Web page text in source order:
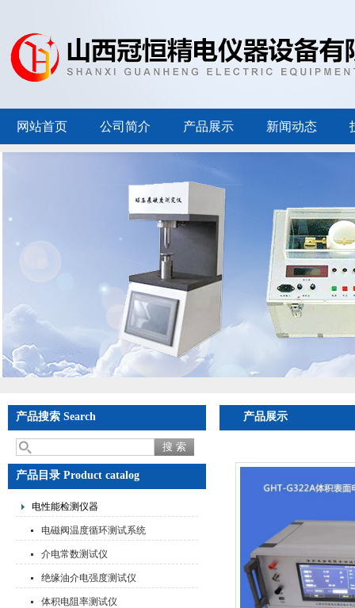
网站首页 公司简介 产品展示 新闻动态
产品搜索 Search
产品目录 Product catalog
电性能检测仪器
电磁阀温度循环测试系统
介电常数测试仪
绝缘油介电强度测试仪
体积电阻率测试仪
产品展示